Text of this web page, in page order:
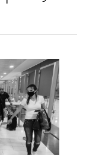
التاريخ
صوته غير